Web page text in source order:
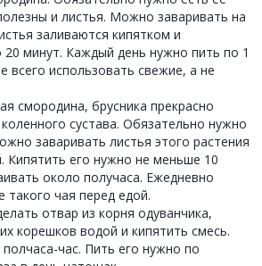
и листья. Можно заваривать на
заливаются кипятком и
20 минут. Каждый день нужно пить по 1
всего использовать свежие, а не
смородина, брусника прекрасно
сустава. Обязательно нужно
заваривать листья этого растения
Кипятить его нужно не меньше 10
около получаса. Ежедневно
чая перед едой.
отвар из корня одуванчика,
корешков водой и кипятить смесь.
час. Пить его нужно по